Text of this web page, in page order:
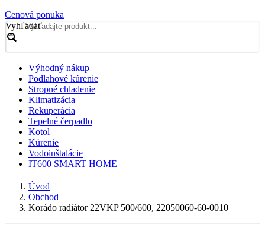
Cenová ponuka
Vyhľadať
Výhodný nákup
Podlahové kúrenie
Stropné chladenie
Klimatizácia
Rekuperácia
Tepelné čerpadlo
Kotol
Kúrenie
Vodoinštalácie
IT600 SMART HOME
Úvod
Obchod
Korádo radiátor 22VKP 500/600, 22050060-60-0010